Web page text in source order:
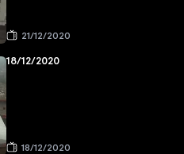
21/12/2020
18/12/2020
18/12/2020